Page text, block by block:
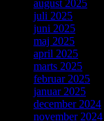
august 2025
juli 2025
juni 2025
maj 2025
april 2025
marts 2025
februar 2025
januar 2025
december 2024
november 2024